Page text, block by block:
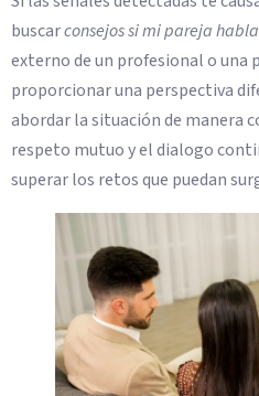
buscarconsejos si mi pareja
externo de un profesional o una
proporcionar una perspectiva
abordar la situación de manera
respeto mutuo y el dialogo
superar los retos que puedan